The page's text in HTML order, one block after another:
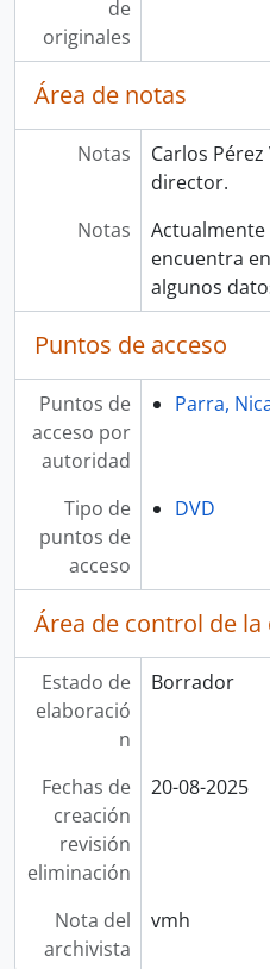
de
originales
Área de notas
Notas
Carlos
director.
Notas
encuentra
algunos
Puntos de acceso
Puntos de
acceso por
autoridad
Parra,
Tipo de
puntos de
acceso
DVD
Área de control de
Estado de
elaboració
n
Borrador
Fechas de
creación
revisión
eliminación
20-08-2025
Nota del
archivista
vmh